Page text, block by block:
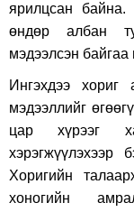
ярилцсан
өндөр албан
мэдээлсэн
Ингэхдээ хориг
мэдээллийг
цар хүрээг
хэрэгжүүлэхээр
Хоригийн
хоногийн